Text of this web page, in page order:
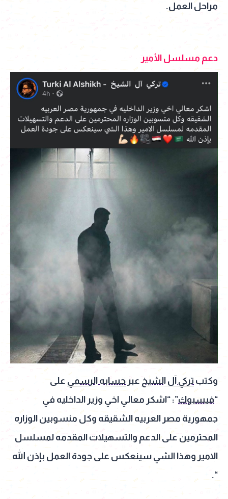
مراحل العمل.
دعم مسلسل الأمير
وكتب تركي آل الشيخ عبر حسابه الرسمي على
“فيسبوك”: “اشكر معالي اخي وزير الداخليه في
جمهورية مصر العربيه الشقيقه وكل منسوبين الوزاره
المحترمين على الدعم والتسهيلات المقدمه لمسلسل
الامير وهذا الشي ‏سينعكس على جودة العمل بإذن الله
“.